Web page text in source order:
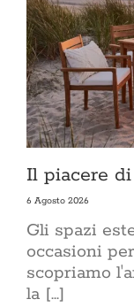
Il piacere di
6 Agosto 2026
Gli spazi
occasioni
scopriamo
la [...]